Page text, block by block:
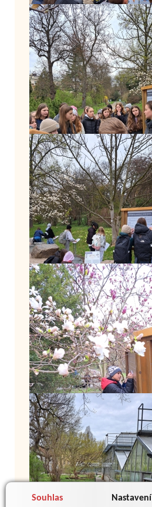
Souhlas Nastavení